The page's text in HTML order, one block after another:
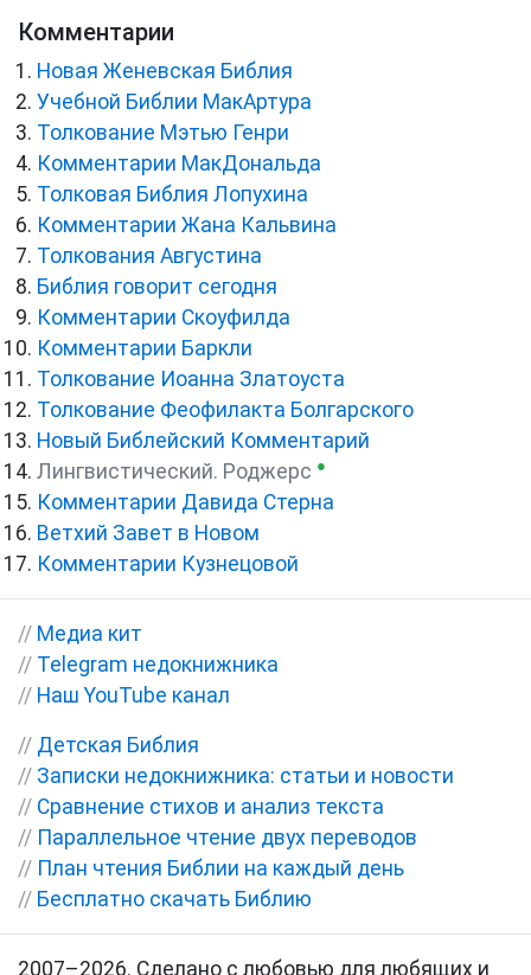
Комментарии
Новая Женевская Библия
Учебной Библии МакАртура
Толкование Мэтью Генри
Комментарии МакДональда
Толковая Библия Лопухина
Комментарии Жана Кальвина
Толкования Августина
Библия говорит сегодня
Комментарии Скоуфилда
Комментарии Баркли
Толкование Иоанна Златоуста
Толкование Феофилакта Болгарского
Новый Библейский Комментарий
Лингвистический. Роджерс ●
Комментарии Давида Стерна
Ветхий Завет в Новом
Комментарии Кузнецовой
// Медиа кит
// Telegram недокнижника
// Наш YouTube канал
// Детская Библия
// Записки недокнижника: статьи и новости
// Сравнение стихов и анализ текста
// Параллельное чтение двух переводов
// План чтения Библии на каждый день
// Бесплатно скачать Библию
2007–2026. Сделано с любовью для любящих и